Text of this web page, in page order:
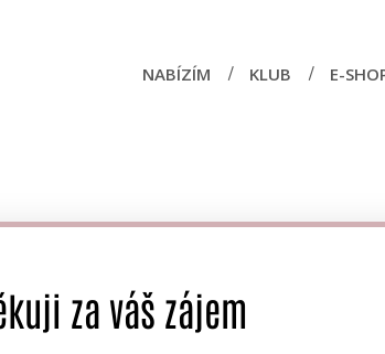
NABÍZÍM KLUB E-
za váš zájem